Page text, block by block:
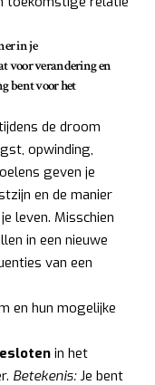
in je
voor verandering en
bent voor het
de droom
opwinding,
geven je
en de manier
leven. Misschien
in een nieuwe
van een
en hun mogelijke
in het
Betekenis:Je bent